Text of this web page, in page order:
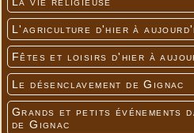
L'agriculture d'hier à
Fêtes et loisirs d'hier à
Le désenclavement de Gignac
Grands et petits événements
de Gignac